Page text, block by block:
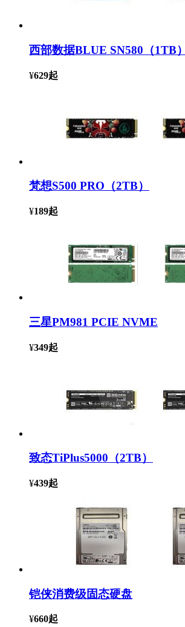
西部数据BLUE SN580（1TB）
¥629起
梵想S500 PRO（2TB）
¥189起
三星PM981 PCIE NVME
¥349起
致态TiPlus5000（2TB）
¥439起
铠侠消费级固态硬盘
¥660起